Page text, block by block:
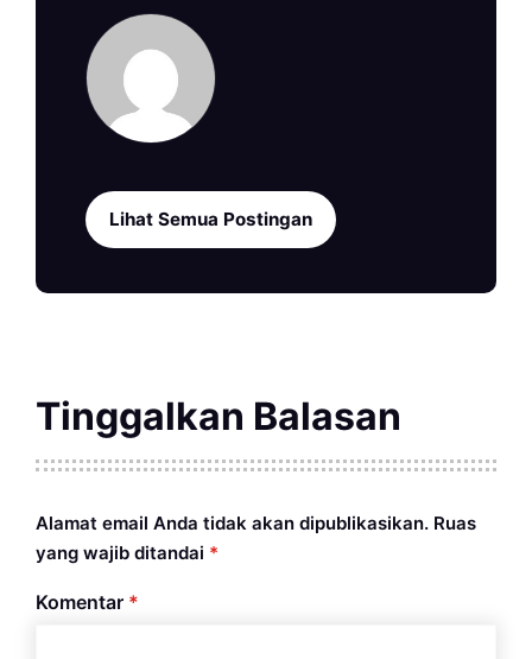
Lihat Semua Postingan
Tinggalkan Balasan
Alamat email Anda tidak akan dipublikasikan. Ruas
yang wajib ditandai *
Komentar *